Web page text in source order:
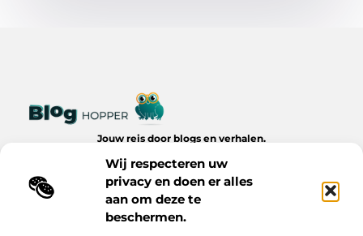
Wij respecteren uw
privacy en doen er alles
aan om deze te
beschermen.
Jouw reis door blogs en verhalen.
dagelijks leven op Bloghopper.nl.
Bericht categorie